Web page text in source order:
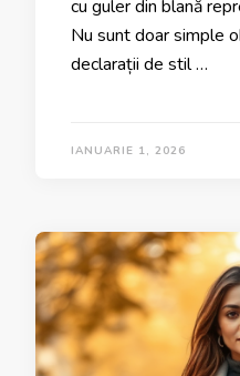
cu guler din blană
Nu sunt doar simple
declarații de stil …
IANUARIE 1, 2026